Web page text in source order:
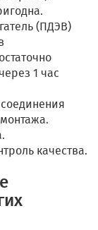
(ПДЭВ)
1 час
качества.